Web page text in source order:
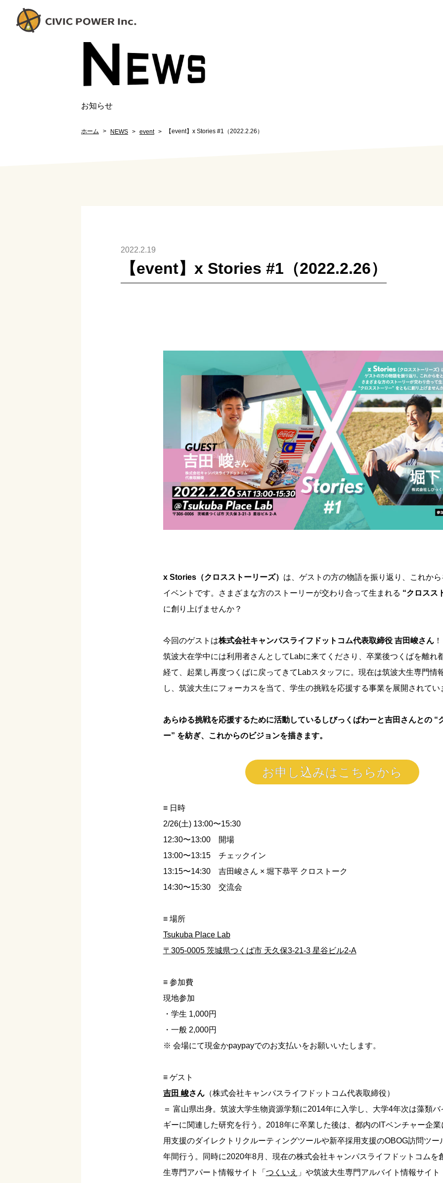
NEW
S
お知らせ
ホーム NEWS event 【event】x Stories #1（2022.2.26）
2022.2.19
【event】x Stories #1（2022.2.26）
x Stories（クロスストーリーズ） は、ゲストの方の物語を振り返り、これか
イベントです。さまざまな方のストーリーが交わり合って生まれる “クロスス
に創り上げませんか？
今回のゲストは株式会社キャンパスライフドットコム代表取締役 吉田峻さん！
筑波大在学中には利用者さんとしてLabに来てくださり、卒業後つくばを離れ
経て、起業し再度つくばに戻ってきてLabスタッフに。現在は筑波大生専門情
し、筑波大生にフォーカスを当て、学生の挑戦を応援する事業を展開されてい
あらゆる挑戦を応援するために活動しているしびっくぱわーと吉田さんとの “
ー” を紡ぎ、これからのビジョンを描きます。
お申し込みはこちらから
≡ 日時
2/26(土) 13:00〜15:30
12:30〜13:00 開場
13:00〜13:15 チェックイン
13:15〜14:30 吉田峻さん × 堀下恭平 クロストーク
14:30〜15:30 交流会
≡ 場所
Tsukuba Place Lab
〒305-0005 茨城県つくば市 天久保3-21-3 星谷ビル2-A
≡ 参加費
現地参加
・学生 1,000円
・一般 2,000円
※ 会場にて現金かpaypayでのお支払いをお願いいたします。
≡ ゲスト
吉田 峻さん（株式会社キャンパスライフドットコム代表取締役）
＝ 富山県出身。筑波大学生物資源学類に2014年に入学し、大学4年次は藻類
ギーに関連した研究を行う。2018年に卒業した後は、都内のITベンチャー企
用支援のダイレクトリクルーティングツールや新卒採用支援のOBOG訪問ツー
年間行う。同時に2020年8月、現在の株式会社キャンパスライフドットコムを
生専門アパート情報サイト「 つくいえ 」や筑波大生専門アルバイト情報サイト